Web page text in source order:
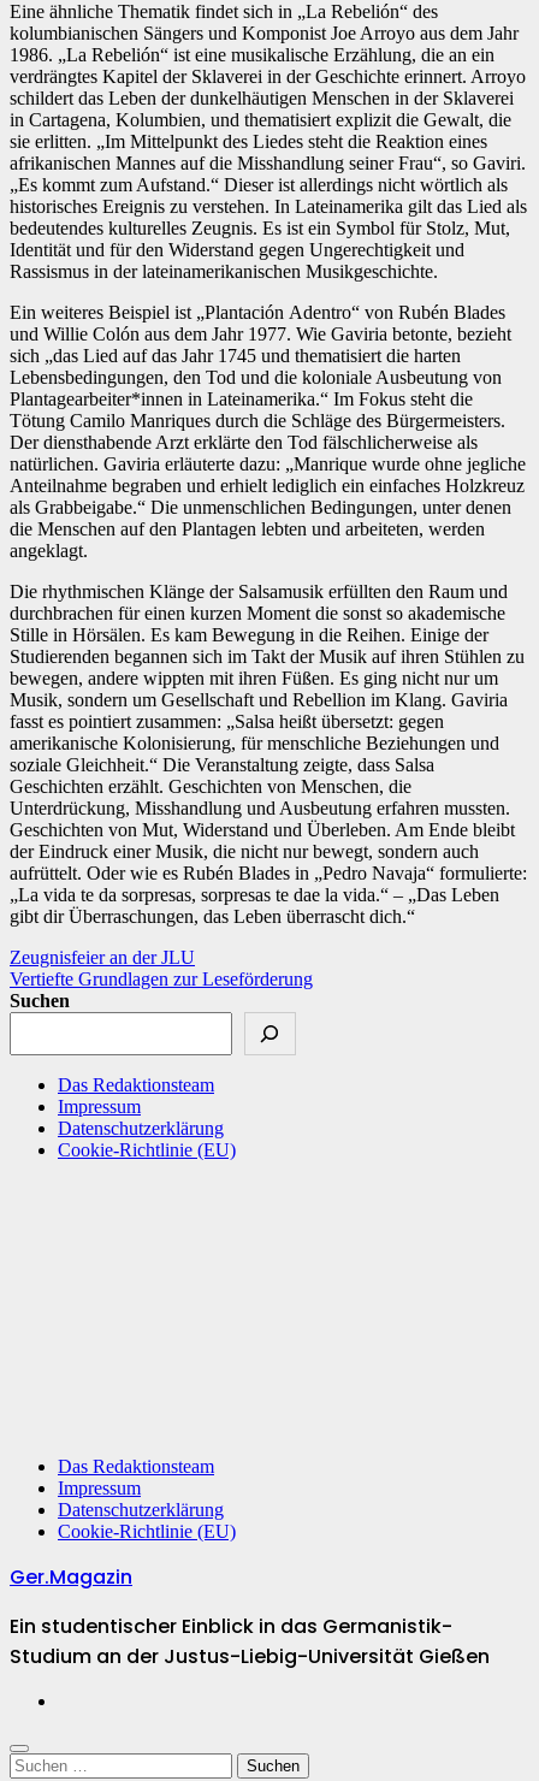
Eine ähnliche Thematik findet sich in „La Rebelión“ des
kolumbianischen Sängers und Komponist Joe Arroyo aus dem Jahr
1986. „La Rebelión“ ist eine musikalische Erzählung, die an ein
verdrängtes Kapitel der Sklaverei in der Geschichte erinnert. Arroyo
schildert das Leben der dunkelhäutigen Menschen in der Sklaverei
in Cartagena, Kolumbien, und thematisiert explizit die Gewalt, die
sie erlitten. „Im Mittelpunkt des Liedes steht die Reaktion eines
afrikanischen Mannes auf die Misshandlung seiner Frau“, so Gaviri.
„Es kommt zum Aufstand.“ Dieser ist allerdings nicht wörtlich als
historisches Ereignis zu verstehen. In Lateinamerika gilt das Lied als
bedeutendes kulturelles Zeugnis. Es ist ein Symbol für Stolz, Mut,
Identität und für den Widerstand gegen Ungerechtigkeit und
Rassismus in der lateinamerikanischen Musikgeschichte.
Ein weiteres Beispiel ist „Plantación Adentro“ von Rubén Blades
und Willie Colón aus dem Jahr 1977. Wie Gaviria betonte, bezieht
sich „das Lied auf das Jahr 1745 und thematisiert die harten
Lebensbedingungen, den Tod und die koloniale Ausbeutung von
Plantagearbeiter*innen in Lateinamerika.“ Im Fokus steht die
Tötung Camilo Manriques durch die Schläge des Bürgermeisters.
Der diensthabende Arzt erklärte den Tod fälschlicherweise als
natürlichen. Gaviria erläuterte dazu: „Manrique wurde ohne jegliche
Anteilnahme begraben und erhielt lediglich ein einfaches Holzkreuz
als Grabbeigabe.“ Die unmenschlichen Bedingungen, unter denen
die Menschen auf den Plantagen lebten und arbeiteten, werden
angeklagt.
Die rhythmischen Klänge der Salsamusik erfüllten den Raum und
durchbrachen für einen kurzen Moment die sonst so akademische
Stille in Hörsälen. Es kam Bewegung in die Reihen. Einige der
Studierenden begannen sich im Takt der Musik auf ihren Stühlen zu
bewegen, andere wippten mit ihren Füßen. Es ging nicht nur um
Musik, sondern um Gesellschaft und Rebellion im Klang. Gaviria
fasst es pointiert zusammen: „Salsa heißt übersetzt: gegen
amerikanische Kolonisierung, für menschliche Beziehungen und
soziale Gleichheit.“ Die Veranstaltung zeigte, dass Salsa
Geschichten erzählt. Geschichten von Menschen, die
Unterdrückung, Misshandlung und Ausbeutung erfahren mussten.
Geschichten von Mut, Widerstand und Überleben. Am Ende bleibt
der Eindruck einer Musik, die nicht nur bewegt, sondern auch
aufrüttelt. Oder wie es Rubén Blades in „Pedro Navaja“ formulierte:
„La vida te da sorpresas, sorpresas te dae la vida.“ – „Das Leben
gibt dir Überraschungen, das Leben überrascht dich.“
Beitragsnavigation
Zeugnisfeier an der JLU
Vertiefte Grundlagen zur Leseförderung
Suchen
Das Redaktionsteam
Impressum
Datenschutzerklärung
Cookie-Richtlinie (EU)
Das Redaktionsteam
Impressum
Datenschutzerklärung
Cookie-Richtlinie (EU)
Ger.Magazin
Ein studentischer Einblick in das Germanistik-
Studium an der Justus-Liebig-Universität Gießen
Suchen